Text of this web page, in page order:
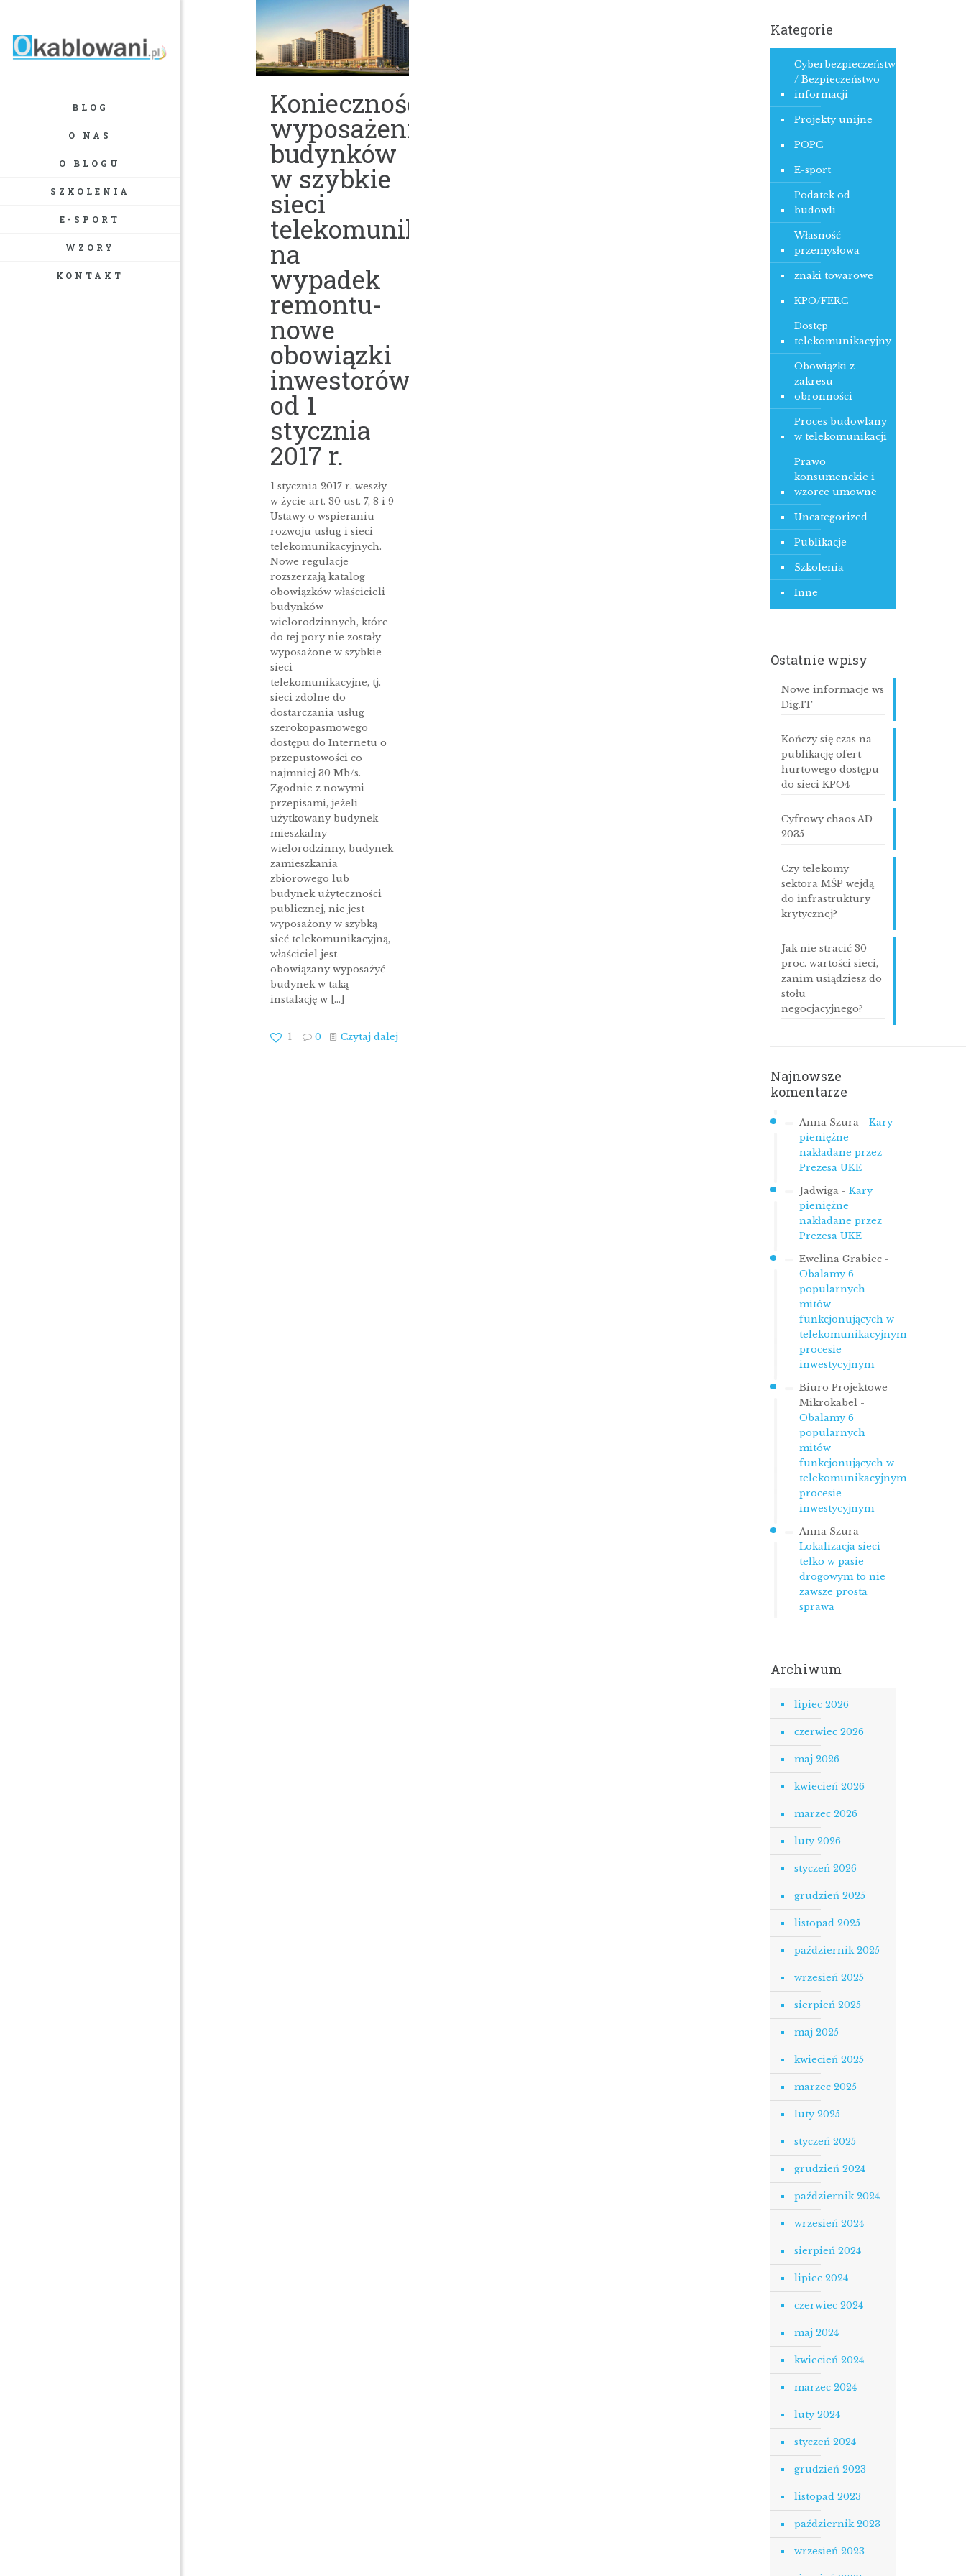
BLOG
O NAS
O BLOGU
SZKOLENIA
E-SPORT
WZORY
KONTAKT
Konieczność
wyposażenia
budynków
w szybkie
sieci
telekomunikacyjne
na
wypadek
remontu-
nowe
obowiązki
inwestorów
od 1
stycznia
2017 r.
1 stycznia 2017 r. weszły
w życie art. 30 ust. 7, 8 i 9
Ustawy o wspieraniu
rozwoju usług i sieci
telekomunikacyjnych.
Nowe regulacje
rozszerzają katalog
obowiązków właścicieli
budynków
wielorodzinnych, które
do tej pory nie zostały
wyposażone w szybkie
sieci
telekomunikacyjne, tj.
sieci zdolne do
dostarczania usług
szerokopasmowego
dostępu do Internetu o
przepustowości co
najmniej 30 Mb/s.
Zgodnie z nowymi
przepisami, jeżeli
użytkowany budynek
mieszkalny
wielorodzinny, budynek
zamieszkania
zbiorowego lub
budynek użyteczności
publicznej, nie jest
wyposażony w szybką
sieć telekomunikacyjną,
właściciel jest
obowiązany wyposażyć
budynek w taką
instalację w[…]
1 0 Czytaj dalej
Kategorie
Cyberbezpieczeństwo
/ Bezpieczeństwo
informacji
Projekty unijne
POPC
E-sport
Podatek od
budowli
Własność
przemysłowa
znaki towarowe
KPO/FERC
Dostęp
telekomunikacyjny
Obowiązki z
zakresu
obronności
Proces budowlany
w telekomunikacji
Prawo
konsumenckie i
wzorce umowne
Uncategorized
Publikacje
Szkolenia
Inne
Ostatnie wpisy
Nowe informacje ws
Dig.IT
Kończy się czas na
publikację ofert
hurtowego dostępu
do sieci KPO4
Cyfrowy chaos AD
2035
Czy telekomy
sektora MŚP wejdą
do infrastruktury
krytycznej?
Jak nie stracić 30
proc. wartości sieci,
zanim usiądziesz do
stołu
negocjacyjnego?
Najnowsze
komentarze
Anna Szura- Kary
pieniężne
nakładane przez
Prezesa UKE
Jadwiga- Kary
pieniężne
nakładane przez
Prezesa UKE
Ewelina Grabiec-
Obalamy 6
popularnych
mitów
funkcjonujących w
telekomunikacyjnym
procesie
inwestycyjnym
Biuro Projektowe
Mikrokabel-
Obalamy 6
popularnych
mitów
funkcjonujących w
telekomunikacyjnym
procesie
inwestycyjnym
Anna Szura-
Lokalizacja sieci
telko w pasie
drogowym to nie
zawsze prosta
sprawa
Archiwum
lipiec 2026
czerwiec 2026
maj 2026
kwiecień 2026
marzec 2026
luty 2026
styczeń 2026
grudzień 2025
listopad 2025
październik 2025
wrzesień 2025
sierpień 2025
maj 2025
kwiecień 2025
marzec 2025
luty 2025
styczeń 2025
grudzień 2024
październik 2024
wrzesień 2024
sierpień 2024
lipiec 2024
czerwiec 2024
maj 2024
kwiecień 2024
marzec 2024
luty 2024
styczeń 2024
grudzień 2023
listopad 2023
październik 2023
wrzesień 2023